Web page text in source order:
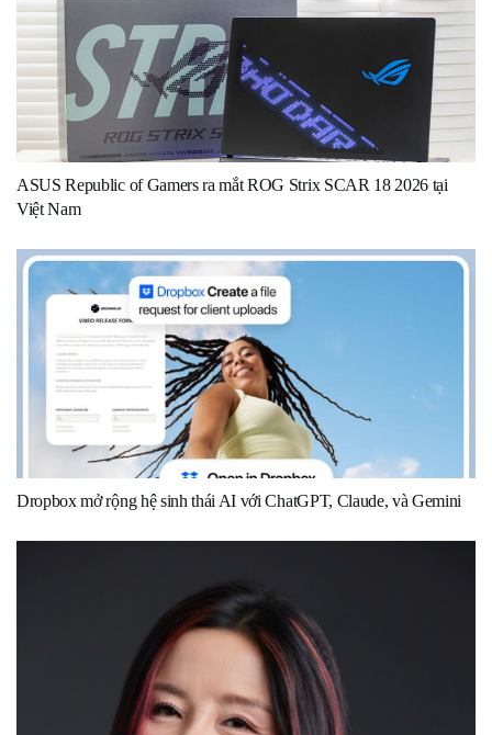
ASUS Republic of Gamers ra mắt ROG Strix SCAR 18 2026 tại
Việt Nam
Dropbox mở rộng hệ sinh thái AI với ChatGPT, Claude, và Gemini